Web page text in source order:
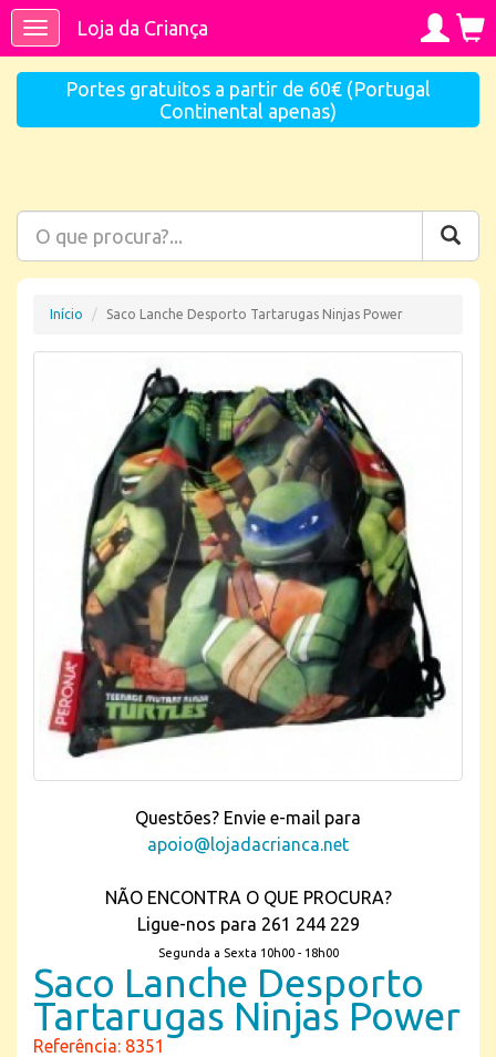
ToggleLoja da Criança
Portes gratuitos a partir de 60€ (Portugal
Continental apenas)
Início Saco Lanche Desporto Tartarugas Ninjas Power
Questões? Envie e-mail para
apoio@lojadacrianca.net
NÃO ENCONTRA O QUE PROCURA?
Ligue-nos para 261 244 229
Segunda a Sexta 10h00 - 18h00
Saco Lanche Desporto
Tartarugas Ninjas Power
Referência: 8351